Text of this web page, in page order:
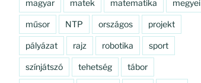
magyar matek matematika megyei
műsor NTP országos projekt
pályázat rajz robotika sport
színjátszó tehetség tábor